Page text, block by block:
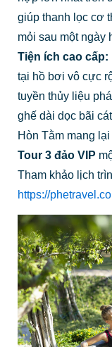
giúp thanh lọc cơ
mỏi sau một ngày
Tiện ích cao cấp:
tại hồ bơi vô cực
tuyền thủy liệu
ghế dài dọc bãi
Hòn Tằm mang
Tour 3 đảo VIP
Tham khảo lịch
https://